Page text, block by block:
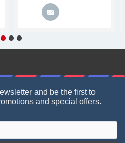
and be the first to
and special offers.